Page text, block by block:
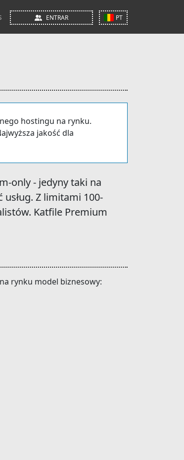
ENTRAR PT
hostingu na rynku.
jakość dla
only- jedyny taki na
Z limitami 100-
Katfile Premium
rynku model biznesowy: